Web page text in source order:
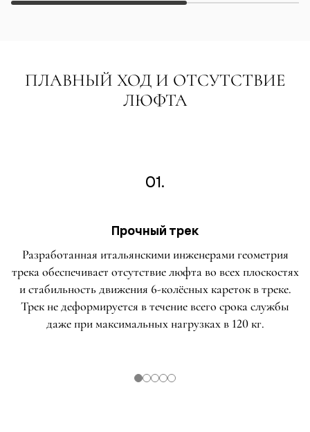
ПЛАВНЫЙ ХОД И ОТСУТСТВИЕ
ЛЮФТА
01.
Прочный трек
Разработанная итальянскими инженерами геометрия
трека обеспечивает отсутствие люфта во всех плоскостях
и стабильность движения 6-колёсных кареток в треке.
Трек не деформируется в течение всего срока службы
даже при максимальных нагрузках в 120 кг.